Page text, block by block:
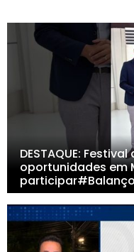
DESTAQUE:
oportunidades em